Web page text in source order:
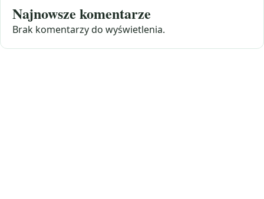
Najnowsze komentarze
Brak komentarzy do wyświetlenia.